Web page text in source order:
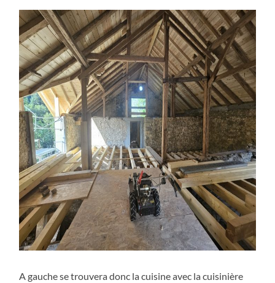
A gauche se trouvera donc la cuisine avec la cuisinière